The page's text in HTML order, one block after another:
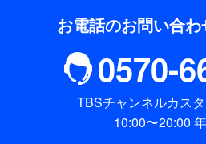
お電話のお問い合
0570-
TBSチャンネルカス
10:00〜20:00